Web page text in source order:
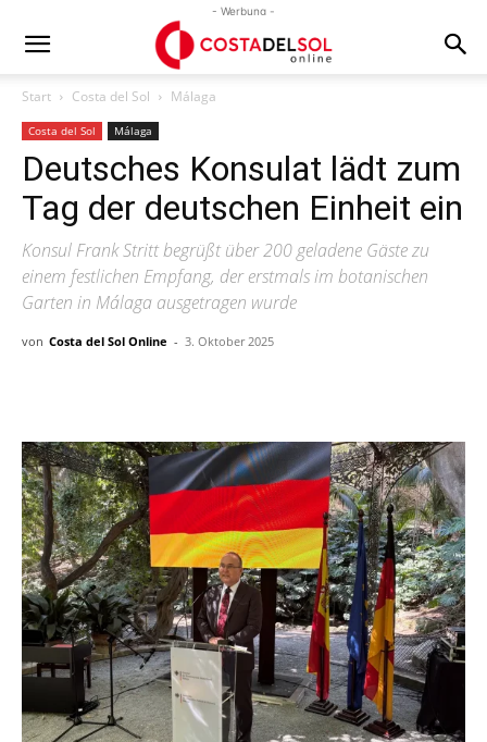
- Werbung -
Start Costa del Sol Málaga
Costa del Sol Málaga
Deutsches Konsulat lädt zum
Tag der deutschen Einheit ein
Konsul Frank Stritt begrüßt über 200 geladene Gäste zu
einem festlichen Empfang, der erstmals im botanischen
Garten in Málaga ausgetragen wurde
von Costa del Sol Online - 3. Oktober 2025